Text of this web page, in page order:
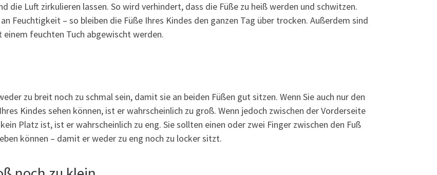
die Luft zirkulieren lassen. So wird verhindert, dass die Füße zu heiß werden und schwitzen.
Feuchtigkeit – so bleiben die Füße Ihres Kindes den ganzen Tag über trocken. Außerdem sind
feuchten Tuch abgewischt werden.
zu breit noch zu schmal sein, damit sie an beiden Füßen gut sitzen. Wenn Sie auch nur den
Kindes sehen können, ist er wahrscheinlich zu groß. Wenn jedoch zwischen der Vorderseite
Platz ist, ist er wahrscheinlich zu eng. Sie sollten einen oder zwei Finger zwischen den Fuß
können – damit er weder zu eng noch zu locker sitzt.